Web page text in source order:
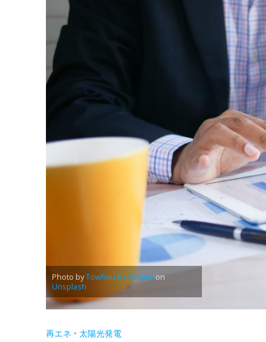
Photo byTowfiqu barbhuiya on
Unsplash
再エネ • 太陽光発電